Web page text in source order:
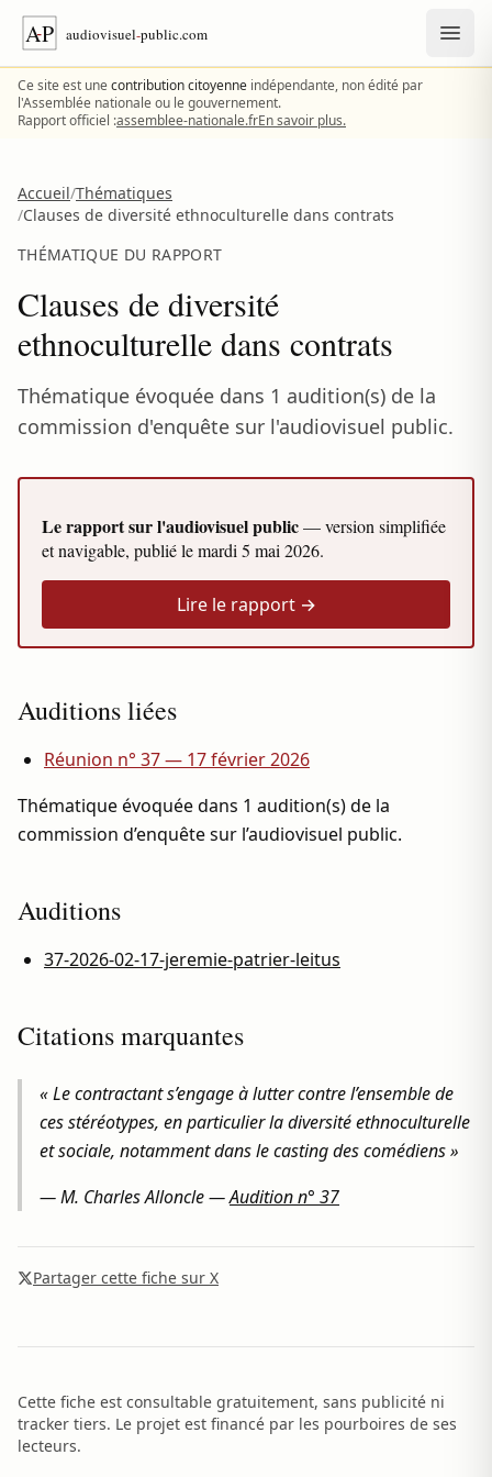
Aller au contenu
Ce site est unecontribution citoyenne indépendante, non édité par
l'Assemblée nationale ou le gouvernement.
Rapport officiel :assemblee-nationale.frEn savoir plus.
Accueil/Thématiques
/Clauses de diversité ethnoculturelle dans contrats
THÉMATIQUE DU RAPPORT
Clauses de diversité
ethnoculturelle dans contrats
Thématique évoquée dans 1 audition(s) de la
commission d'enquête sur l'audiovisuel public.
Le rapport sur l'audiovisuel public— version simplifiée
et navigable, publié lemardi 5 mai 2026.
Lire le rapport →
Auditions liées
Réunion n° 37 — 17 février 2026
Thématique évoquée dans 1 audition(s) de la
commission d’enquête sur l’audiovisuel public.
Auditions
37-2026-02-17-jeremie-patrier-leitus
Citations marquantes
« Le contractant s’engage à lutter contre l’ensemble de
ces stéréotypes, en particulier la diversité ethnoculturelle
et sociale, notamment dans le casting des comédiens »
—M. Charles Alloncle—Audition n° 37
Partager cette fiche sur X
Cette fiche est consultable gratuitement, sans publicité ni
tracker tiers. Le projet est financé par les pourboires de ses
lecteurs.